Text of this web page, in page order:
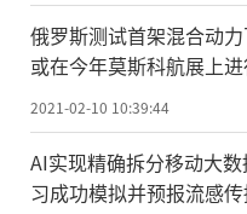
“超导是一种
材料，利用这一特
现‘人造太阳’的
院院士李建刚说，
太阳”的时候，超
俄罗斯测试首架混合动
或在今年莫斯科航展上
2021-02-10 10:39:44
AI实现精确拆分移动大
习成功模拟并预报流感